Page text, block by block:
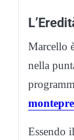
Marcello
nella
Essendo